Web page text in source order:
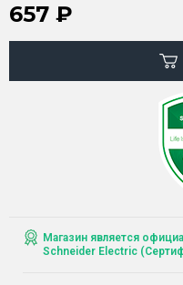
657 ₽
Магазин является
Schneider Electric